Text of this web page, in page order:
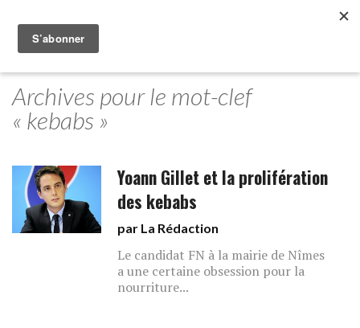
Archives pour le mot-clef
« kebabs »
Yoann Gillet et la prolifération
des kebabs
par La Rédaction
Le candidat FN à la mairie de Nîmes
a une certaine obsession pour la
nourriture...